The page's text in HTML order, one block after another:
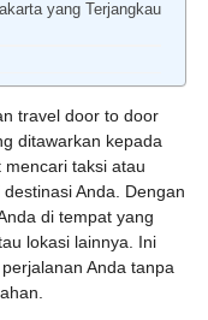
yang Terjangkau
travel door to door
ditawarkan kepada
taksi atau
Anda. Dengan
di tempat yang
lokasi lainnya. Ini
Anda tanpa